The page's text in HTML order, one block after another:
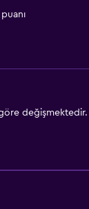
değişmektedir.